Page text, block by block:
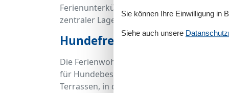
Ferienunterkünfte auf oder in der Nähe
zentraler Lage, Komfort und
Hundefreundliche
Die Ferienwohnungen im Bereich der
für Hundebesitzer eingerichtet. Viele
Terrassen, in denen sich Ihr Hund frei
Sie können Ihre Einwilligung in
Siehe auch unsere